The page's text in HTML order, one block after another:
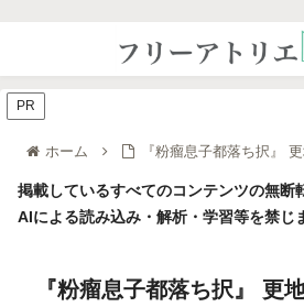
ホーム 『粉瘤息子都落ち択』
掲載しているすべてのコンテンツの無断
AIによる読み込み・解析・学習等を禁じ
『粉瘤息子都落ち択』 更
PR